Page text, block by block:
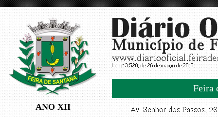
ANO XII
Feira